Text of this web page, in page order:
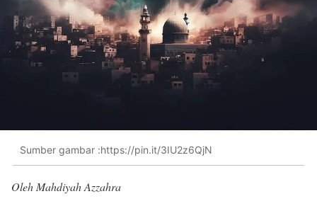
Sumber gambar :https://pin.it/3IU2z6QjN
Oleh Mahdiyah Azzahra